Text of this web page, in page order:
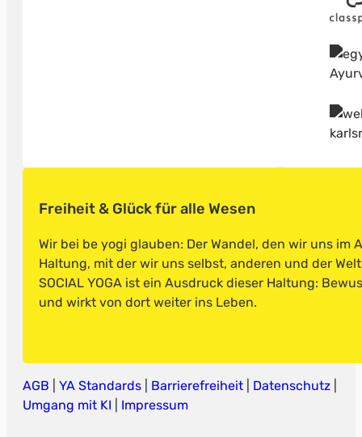
Freiheit & Glück für alle Wesen
Wir bei be yogi glauben: Der Wandel, den wir uns
Haltung, mit der wir uns selbst, anderen und der
SOCIAL YOGA ist ein Ausdruck dieser Haltung:
und wirkt von dort weiter ins Leben.
AGB YA Standards Barrierefreiheit Datenschutz
Umgang mit KI
Impressum